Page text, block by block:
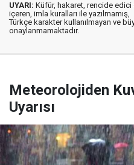
UYARI: Küfür, hakaret, rencide edici
içeren, imla kuralları ile yazılmamış,
Türkçe karakter kullanılmayan ve
onaylanmamaktadır.
Meteorolojiden
Uyarısı